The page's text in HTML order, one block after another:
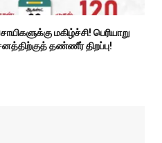
மகிழ்ச்சி! பெரியாறு
தண்ணீர் திறப்பு!